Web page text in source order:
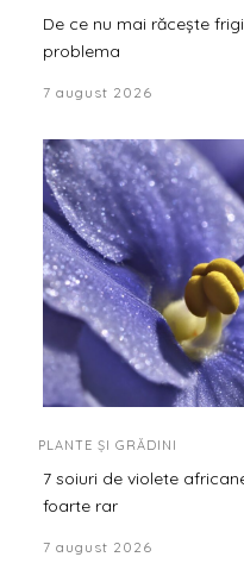
De ce nu mai răcește
problema
7 august 2026
PLANTE ȘI GRĂDINI
7 soiuri de violete
foarte rar
7 august 2026